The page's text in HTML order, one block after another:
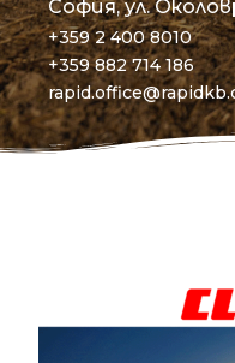
o
k
-
f
i
n
e
r
a
София, ул.
+359 2 400 8010
+359 882 714 186